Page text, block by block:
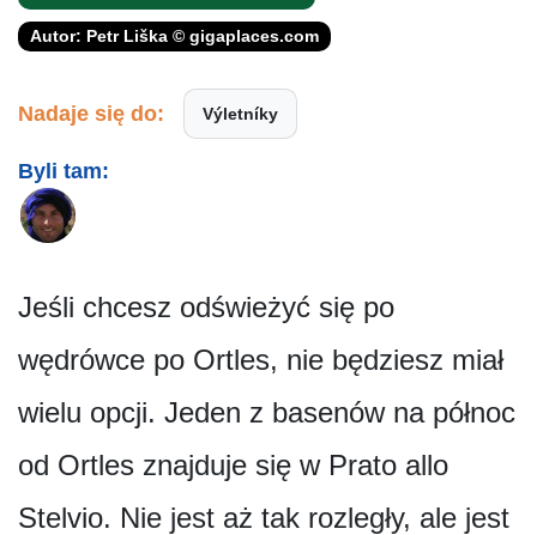
Autor: Petr Liška © gigaplaces.com
Nadaje się do: Výletníky
Byli tam:
Jeśli chcesz odświeżyć się po
wędrówce po Ortles, nie będziesz miał
wielu opcji. Jeden z basenów na północ
od Ortles znajduje się w Prato allo
Stelvio. Nie jest aż tak rozległy, ale jest